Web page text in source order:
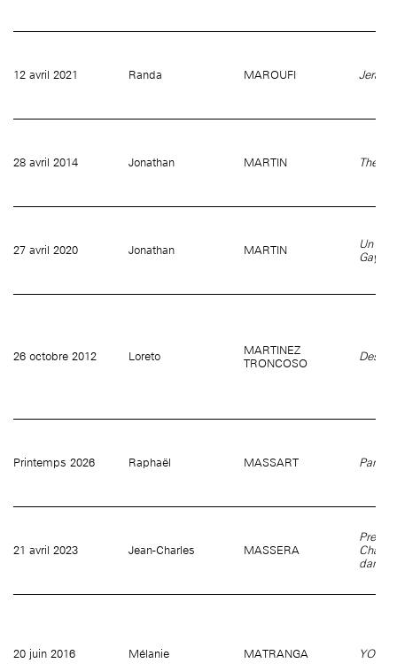
12 avril 2021 Randa MAROUFI Jerada
28 avril 2014 Jonathan MARTIN The
27 avril 2020 Jonathan MARTIN
Un
Gayle
26 octobre 2012 Loreto
MARTINEZ
TRONCOSO
Desde
Printemps 2026 Raphaël MASSART Pantin
21 avril 2023 Jean-Charles MASSERA
Pretty
dans
20 juin 2016 Mélanie MATRANGA YOU